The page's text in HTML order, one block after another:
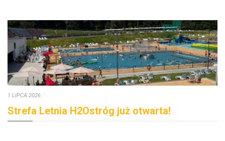
1 LIPCA 2026
Strefa Letnia H2Ostróg już otwarta!